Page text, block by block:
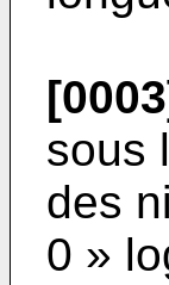
sous
des
0 »